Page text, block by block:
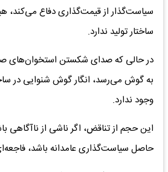
سیاست‌گذار از قیمت‌گذاری دفاع می‌کند،
ساختار تولید ندارد.
در حالی که صدای شکستن استخوان‌های
به گوش می‌رسد، انگار گوش شنوایی در
وجود ندارد.
این حجم از تناقض، اگر ناشی از ناآگاهی
حاصل سیاست‌گذاری عامدانه باشد،